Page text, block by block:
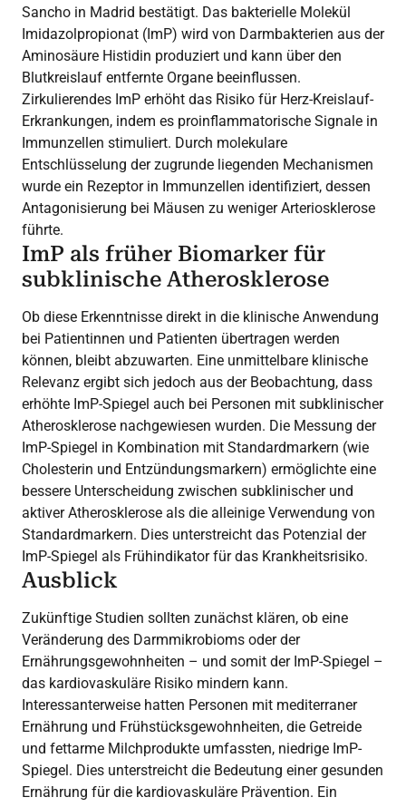
Sancho in Madrid bestätigt. Das bakterielle Molekül
Imidazolpropionat (ImP) wird von Darmbakterien aus der
Aminosäure Histidin produziert und kann über den
Blutkreislauf entfernte Organe beeinflussen.
Zirkulierendes ImP erhöht das Risiko für Herz-Kreislauf-
Erkrankungen, indem es proinflammatorische Signale in
Immunzellen stimuliert. Durch molekulare
Entschlüsselung der zugrunde liegenden Mechanismen
wurde ein Rezeptor in Immunzellen identifiziert, dessen
Antagonisierung bei Mäusen zu weniger Arteriosklerose
führte.
ImP als früher Biomarker für
subklinische Atherosklerose
Ob diese Erkenntnisse direkt in die klinische Anwendung
bei Patientinnen und Patienten übertragen werden
können, bleibt abzuwarten. Eine unmittelbare klinische
Relevanz ergibt sich jedoch aus der Beobachtung, dass
erhöhte ImP-Spiegel auch bei Personen mit subklinischer
Atherosklerose nachgewiesen wurden. Die Messung der
ImP-Spiegel in Kombination mit Standardmarkern (wie
Cholesterin und Entzündungsmarkern) ermöglichte eine
bessere Unterscheidung zwischen subklinischer und
aktiver Atherosklerose als die alleinige Verwendung von
Standardmarkern. Dies unterstreicht das Potenzial der
ImP-Spiegel als Frühindikator für das Krankheitsrisiko.
Ausblick
Zukünftige Studien sollten zunächst klären, ob eine
Veränderung des Darmmikrobioms oder der
Ernährungsgewohnheiten – und somit der ImP-Spiegel –
das kardiovaskuläre Risiko mindern kann.
Interessanterweise hatten Personen mit mediterraner
Ernährung und Frühstücksgewohnheiten, die Getreide
und fettarme Milchprodukte umfassten, niedrige ImP-
Spiegel. Dies unterstreicht die Bedeutung einer gesunden
Ernährung für die kardiovaskuläre Prävention. Ein